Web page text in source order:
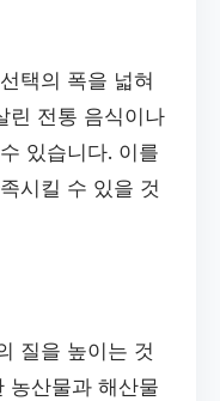
택의 폭을 넓혀
린 전통 음식이나
있습니다. 이를
시킬 수 있을 것
질을 높이는 것
농산물과 해산물